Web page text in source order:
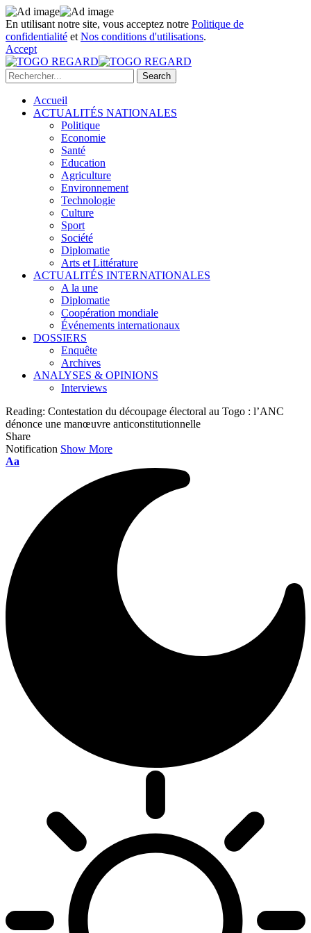
En utilisant notre site, vous acceptez notre Politique de
confidentialité et Nos conditions d'utilisations.
Accept
Accueil
ACTUALITÉS NATIONALES
Politique
Economie
Santé
Education
Agriculture
Environnement
Technologie
Culture
Sport
Société
Diplomatie
Arts et Littérature
ACTUALITÉS INTERNATIONALES
A la une
Diplomatie
Coopération mondiale
Événements internationaux
DOSSIERS
Enquête
Archives
ANALYSES & OPINIONS
Interviews
Reading: Contestation du découpage électoral au Togo : l’ANC
dénonce une manœuvre anticonstitutionnelle
Share
Notification Show More
Font
Aa